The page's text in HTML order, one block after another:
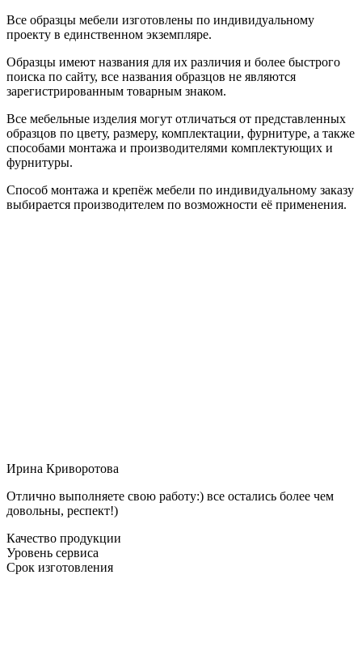
Все образцы мебели изготовлены по индивидуальному
проекту в единственном экземпляре.
Образцы имеют названия для их различия и более быстрого
поиска по сайту, все названия образцов не являются
зарегистрированным товарным знаком.
Все мебельные изделия могут отличаться от представленных
образцов по цвету, размеру, комплектации, фурнитуре, а также
способами монтажа и производителями комплектующих и
фурнитуры.
Способ монтажа и крепёж мебели по индивидуальному заказу
выбирается производителем по возможности её применения.
Ирина Криворотова
Отлично выполняете свою работу:) все остались более чем
довольны, респект!)
Качество продукции
Уровень сервиса
Срок изготовления